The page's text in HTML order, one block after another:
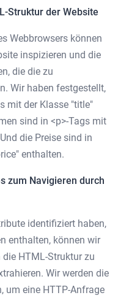
Struktur der Website
Webbrowsers können
inspizieren und die
die die zu
Wir haben festgestellt,
mit der Klasse "title"
sind in <p>-Tags mit
die Preise sind in
enthalten.
zum Navigieren durch
identifiziert haben,
enthalten, können wir
HTML-Struktur zu
Wir werden die
um eine HTTP-Anfrage